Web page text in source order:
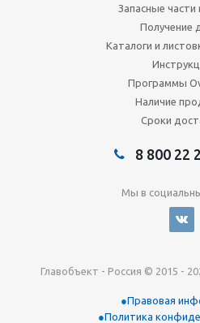
Запасные части
Получение
Каталоги и
Программы
Наличие
Сроки
8 800 22
Мы в
Главобъект - Россия © 2015 -
Правовая
Политика